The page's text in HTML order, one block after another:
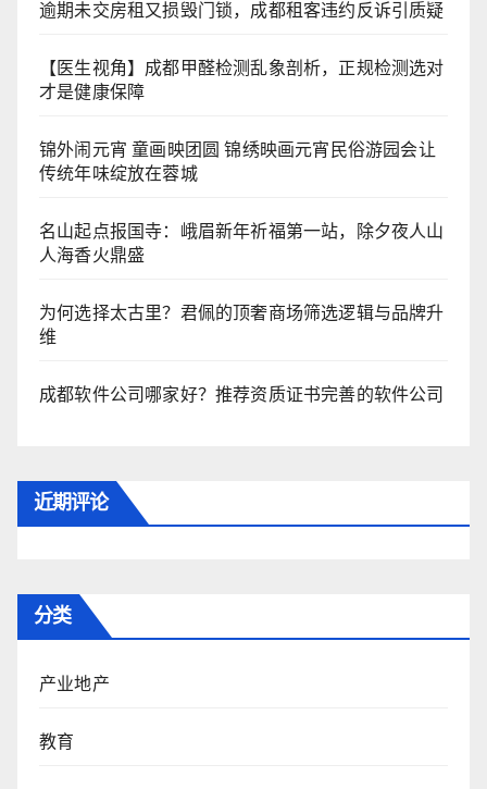
逾期未交房租又损毁门锁，成都租客违约反诉引质疑
【医生视角】成都甲醛检测乱象剖析，正规检测选对
才是健康保障
锦外闹元宵 童画映团圆 锦绣映画元宵民俗游园会让
传统年味绽放在蓉城
名山起点报国寺：峨眉新年祈福第一站，除夕夜人山
人海香火鼎盛
为何选择太古里？君佩的顶奢商场筛选逻辑与品牌升
维
成都软件公司哪家好？推荐资质证书完善的软件公司
近期评论
分类
产业地产
教育